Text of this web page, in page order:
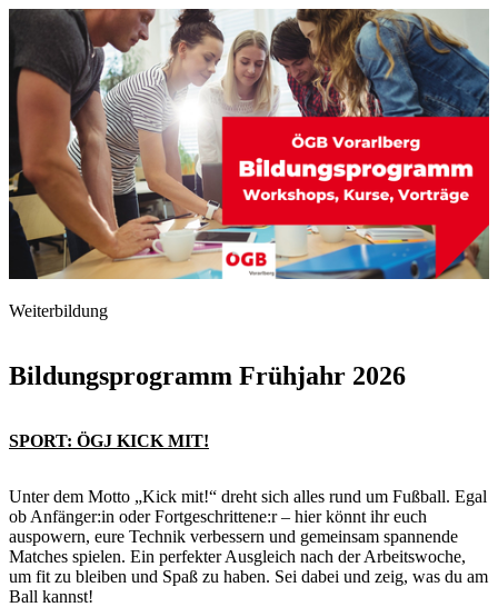
Weiterbildung
Bildungsprogramm Frühjahr 2026
SPORT: ÖGJ KICK MIT!
Unter dem Motto „Kick mit!“ dreht sich alles rund um Fußball. Egal
ob Anfänger:in oder Fortgeschrittene:r – hier könnt ihr euch
auspowern, eure Technik verbessern und gemeinsam spannende
Matches spielen. Ein perfekter Ausgleich nach der Arbeitswoche,
um fit zu bleiben und Spaß zu haben. Sei dabei und zeig, was du am
Ball kannst!